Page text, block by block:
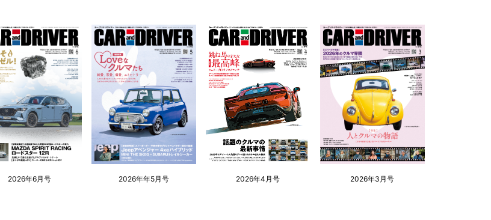
2026年6月号 2026年年5月号 2026年4月号 2026年3月号